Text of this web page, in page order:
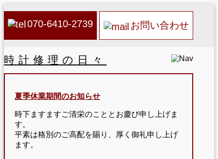
070-6410-2739 お問い合わせ
時計修理の日々
夏季休業期間のお知らせ
時下ますますご清栄のこととお慶び申し上げま
す。
平素は格別のご高配を賜り、厚く御礼申し上げ
ます。